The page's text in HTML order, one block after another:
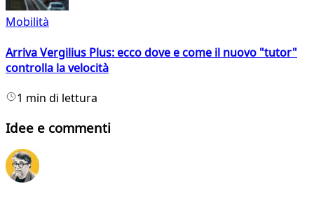
Mobilità
Arriva Vergilius Plus: ecco dove e come il nuovo "tutor"
controlla la velocità
1 min di lettura
Idee e commenti